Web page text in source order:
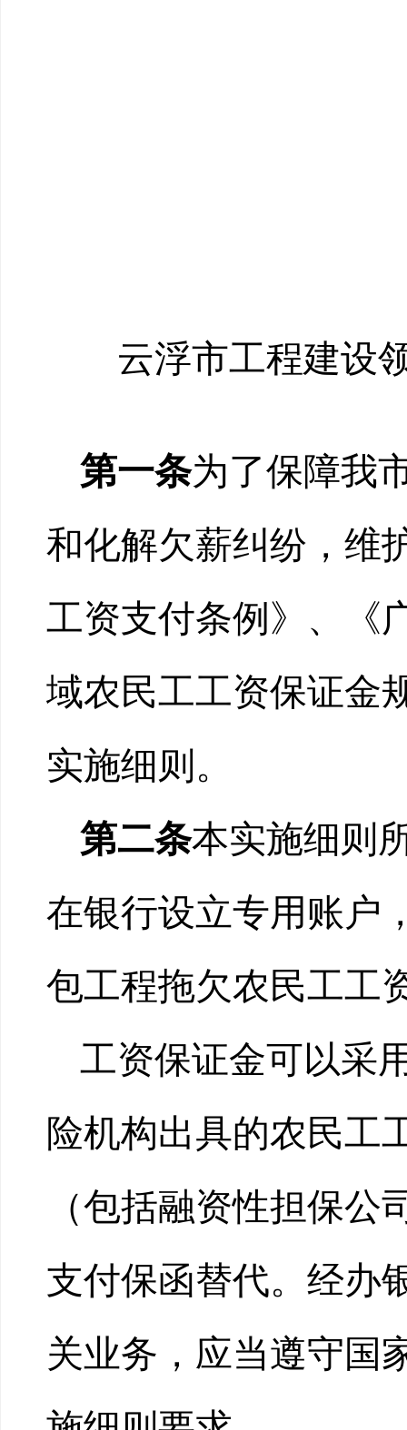
云浮市工程建设
第一条为了保障我
和化解欠薪纠纷，维
工资支付条例》、《
域农民工工资保证金
实施细则。
第二条本实施细则
在银行设立专用账户
包工程拖欠农民工工
工资保证金可以采
险机构出具的农民工
（包括融资性担保
支付保函替代。经办
关业务，应当遵守国